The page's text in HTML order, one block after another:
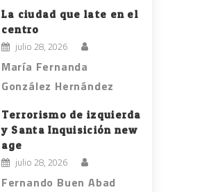
La ciudad que late en el
centro
julio 28, 2026
María Fernanda
González Hernández
Terrorismo de izquierda
y Santa Inquisición new
age
julio 28, 2026
Fernando Buen Abad